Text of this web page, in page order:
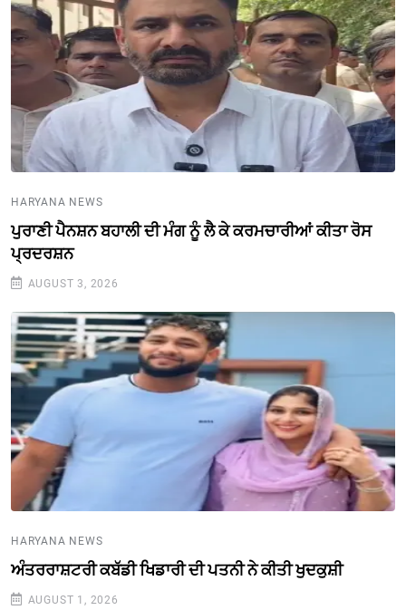
HARYANA NEWS
ਪੁਰਾਣੀ ਪੈਨਸ਼ਨ ਬਹਾਲੀ ਦੀ ਮੰਗ ਨੂੰ ਲੈ ਕੇ ਕਰਮਚਾਰੀਆਂ ਕੀਤਾ ਰੋਸ
ਪ੍ਰਦਰਸ਼ਨ
AUGUST 3, 2026
HARYANA NEWS
ਅੰਤਰਰਾਸ਼ਟਰੀ ਕਬੱਡੀ ਖਿਡਾਰੀ ਦੀ ਪਤਨੀ ਨੇ ਕੀਤੀ ਖੁਦਕੁਸ਼ੀ
AUGUST 1, 2026